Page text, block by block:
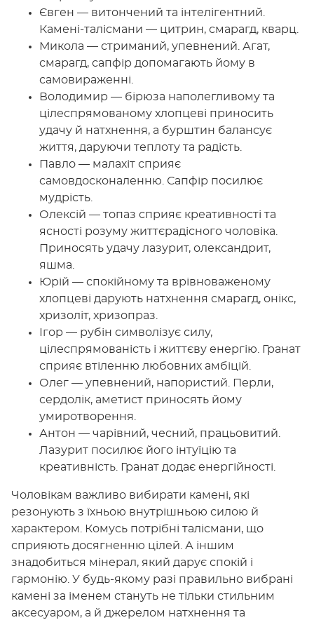
Євген — витончений та інтелігентний.
Камені-талісмани — цитрин, смарагд, кварц.
Микола — стриманий, упевнений. Агат,
смарагд, сапфір допомагають йому в
самовираженні.
Володимир — бірюза наполегливому та
цілеспрямованому хлопцеві приносить
удачу й натхнення, а бурштин балансує
життя, даруючи теплоту та радість.
Павло — малахіт сприяє
самовдосконаленню. Сапфір посилює
мудрість.
Олексій — топаз сприяє креативності та
ясності розуму життєрадісного чоловіка.
Приносять удачу лазурит, олександрит,
яшма.
Юрій — спокійному та врівноваженому
хлопцеві дарують натхнення смарагд, онікс,
хризоліт, хризопраз.
Ігор — рубін символізує силу,
цілеспрямованість і життєву енергію. Гранат
сприяє втіленню любовних амбіцій.
Олег — упевнений, напористий. Перли,
сердолік, аметист приносять йому
умиротворення.
Антон — чарівний, чесний, працьовитий.
Лазурит посилює його інтуїцію та
креативність. Гранат додає енергійності.
Чоловікам важливо вибирати камені, які
резонують з їхньою внутрішньою силою й
характером. Комусь потрібні талісмани, що
сприяють досягненню цілей. А іншим
знадобиться мінерал, який дарує спокій і
гармонію. У будь-якому разі правильно вибрані
камені за іменем стануть не тільки стильним
аксесуаром, а й джерелом натхнення та